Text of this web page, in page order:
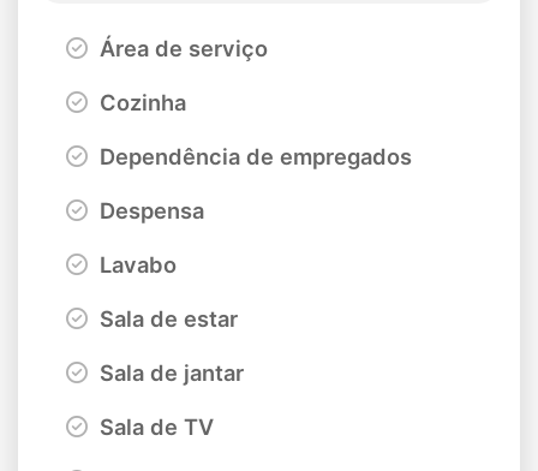
Área de serviço
Cozinha
Dependência de empregados
Despensa
Lavabo
Sala de estar
Sala de jantar
Sala de TV